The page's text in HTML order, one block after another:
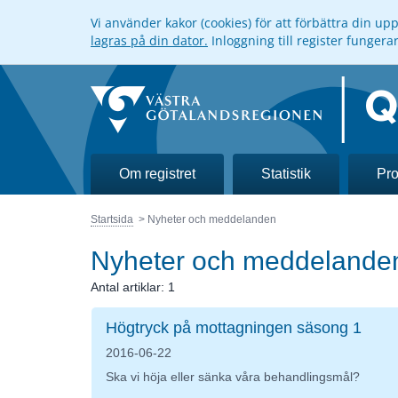
Vi använder kakor (cookies) för att förbättra din
lagras på din dator. Inloggning till register
Om registret Statistik
Startsida Nyheter och meddelanden
Nyheter och
Antal artiklar: 1
Högtryck på mottagningen säsong 1
2016-06-22
Ska vi höja eller sänka våra behandlingsmål?